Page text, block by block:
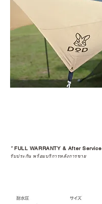
*FULL WARRANTY & After Service
รับประกัน พร้อมบริการหลังการขาย